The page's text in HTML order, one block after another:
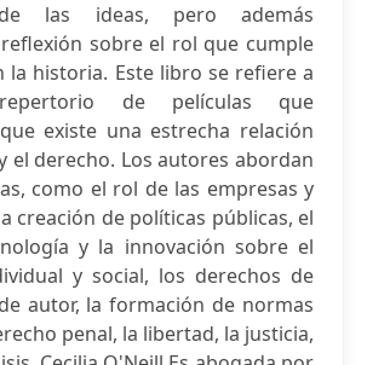
las ideas, pero además
sobre el rol que cumple
la historia. Este libro se refiere a
de películas que
existe una estrecha relación
el derecho. Los autores abordan
como el rol de las empresas y
creación de políticas públicas, el
y la innovación sobre el
y social, los derechos de
autor, la formación de normas
penal, la libertad, la justicia,